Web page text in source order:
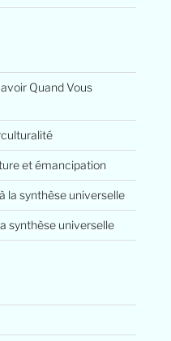
Quand Vous
et émancipation
la synthèse universelle
synthèse universelle